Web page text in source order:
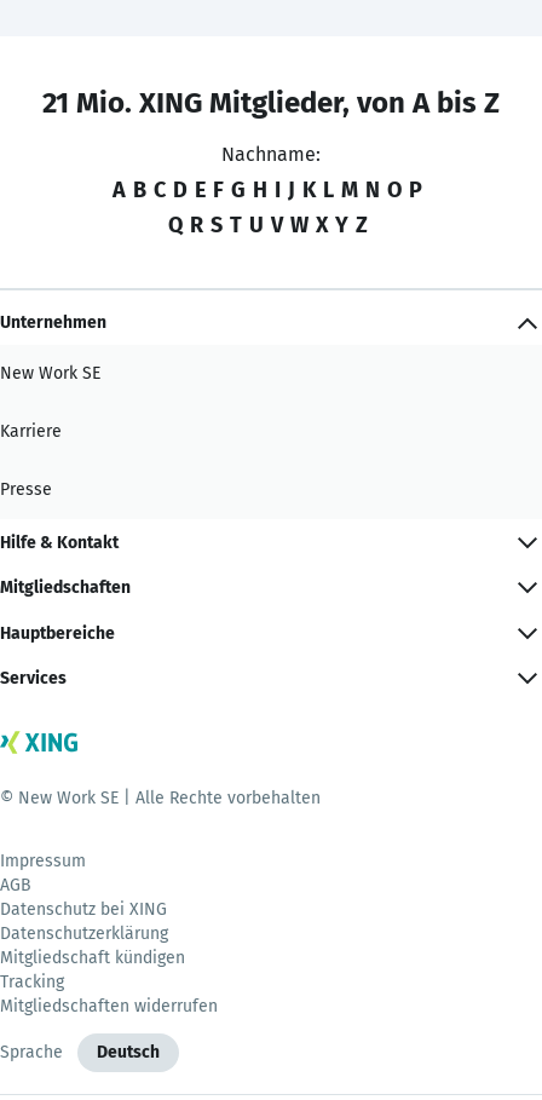
21 Mio. XING Mitglieder, von A bis Z
Nachname:
A B C D E F G H I J K L M N O P
Q R S T U V W X Y Z
Unternehmen
New Work SE
Karriere
Presse
Hilfe & Kontakt
Mitgliedschaften
Hauptbereiche
Services
© New Work SE | Alle Rechte vorbehalten
Impressum
AGB
Datenschutz bei XING
Datenschutzerklärung
Mitgliedschaft kündigen
Tracking
Mitgliedschaften widerrufen
Sprache Deutsch